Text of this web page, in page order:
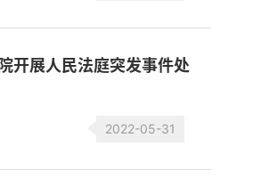
开展人民法庭突发事件处
2022-05-31